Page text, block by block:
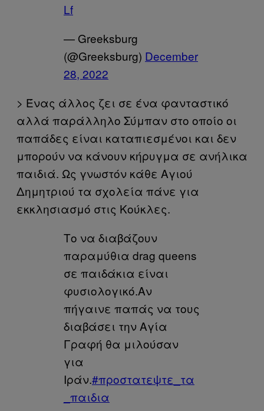
Lf
— Greeksburg
(@Greeksburg) December
28, 2022
> Ένας άλλος ζει σε ένα φανταστικό
αλλά παράλληλο Σύμπαν στο οποίο οι
παπάδες είναι καταπιεσμένοι και δεν
μπορούν να κάνουν κήρυγμα σε ανήλικα
παιδιά. Ως γνωστόν κάθε Αγιού
Δημητριού τα σχολεία πάνε για
εκκλησιασμό στις Κούκλες.
Το να διαβάζουν
παραμύθια drag queens
σε παιδάκια είναι
φυσιολογικό.Αν
πήγαινε παπάς να τους
διαβάσει την Αγία
Γραφή θα μιλούσαν
για
Ιράν.#προστατεψτε_τα
_παιδια